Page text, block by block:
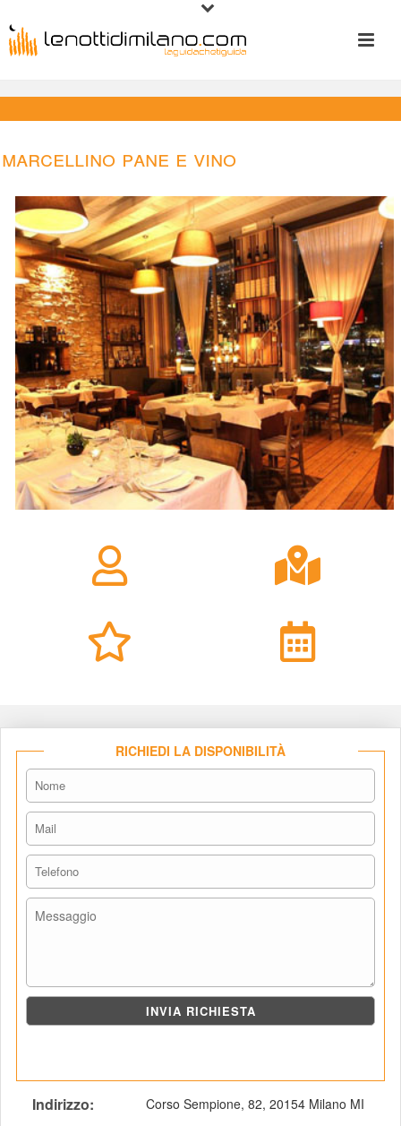
Marcellino Pane e Vino
RICHIEDI LA DISPONIBILITÀ
Indirizzo: Corso Sempione, 82, 20154 Milano MI